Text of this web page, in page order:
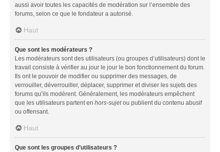
aussi avoir toutes les capacités de modération sur l’ensemble des
forums, selon ce que le fondateur a autorisé.
Haut
Que sont les modérateurs ?
Les modérateurs sont des utilisateurs (ou groupes d’utilisateurs) dont le
travail consiste à vérifier au jour le jour le bon fonctionnement du forum.
Ils ont le pouvoir de modifier ou supprimer des messages, de
verrouiller, déverrouiller, déplacer, supprimer et diviser les sujets des
forums qu’ils modèrent. Généralement, les modérateurs empêchent
que les utilisateurs partent en hors-sujetou publient du contenu abusif
ou offensant.
Haut
Que sont les groupes d’utilisateurs ?